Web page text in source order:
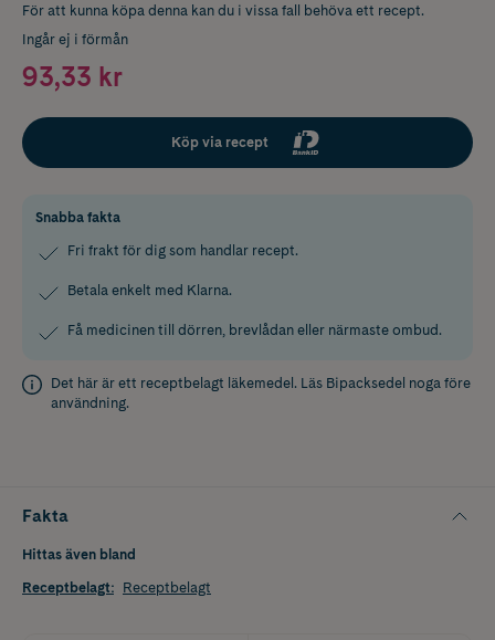
För att kunna köpa denna kan du i vissa fall behöva ett recept.
Ingår ej i förmån
93,33 kr
Köp via recept
Snabba fakta
Fri frakt för dig som handlar recept.
Betala enkelt med Klarna.
Få medicinen till dörren, brevlådan eller närmaste ombud.
Det här är ett receptbelagt läkemedel. Läs Bipacksedel noga före
användning.
Fakta
Hittas även bland
Receptbelagt: Receptbelagt